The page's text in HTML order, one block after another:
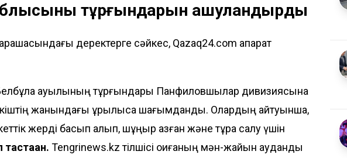
тұрғындарын ашуландырды
деректерге сәйкес, Qazaq24.com ақпарат
ауылының тұрғындары Панфиловшылар дивизиясына
жанындағы құрылысқа шағымданды. Олардың айтуынша,
жерді басып алып, шұңқыр қазған және тұрақ салу үшін
Tengrinews.kzтілшісі оқиғаның мән-жайын аудандық